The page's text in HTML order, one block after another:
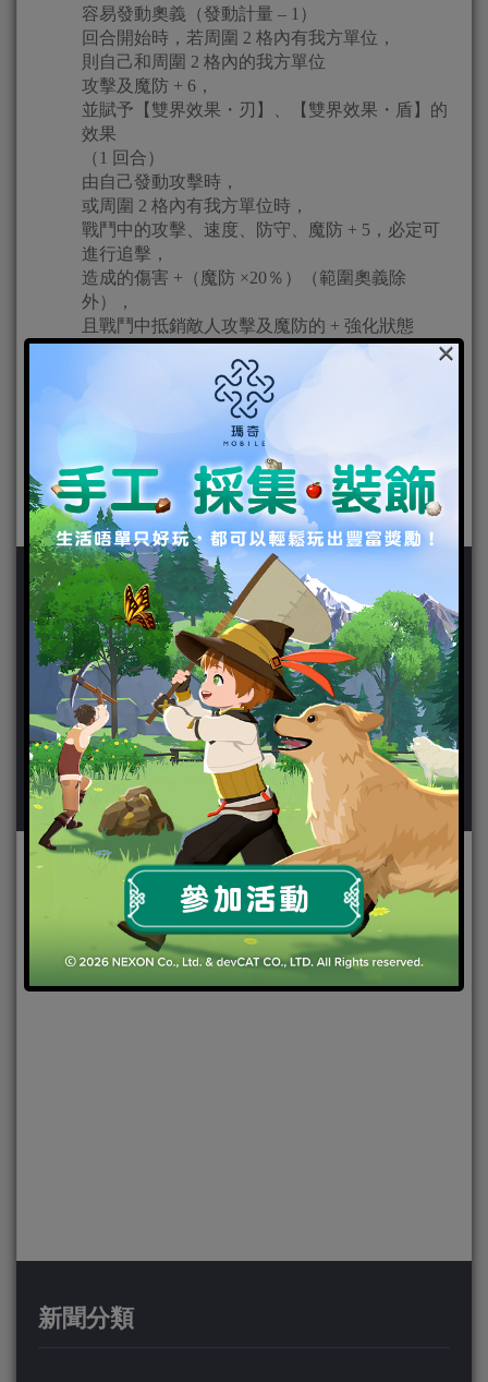
容易發動奧義（發動計量 – 1）
回合開始時，若周圍 2 格內有我方單位，
則自己和周圍 2 格內的我方單位
攻擊及魔防 + 6，
並賦予【雙界效果・刃】、【雙界效果・盾】的
效果
（1 回合）
由自己發動攻擊時，
或周圍 2 格內有我方單位時，
戰鬥中的攻擊、速度、防守、魔防 + 5，必定可
進行追擊，
造成的傷害 +（魔防 ×20％）（範圍奧義除
外），
且戰鬥中抵銷敵人攻擊及魔防的 + 強化狀態
（抵銷範圍為鼓舞及支援等帶來的 + 效果）
官方網站
作者：快樂係鞭度
新聞分類
×